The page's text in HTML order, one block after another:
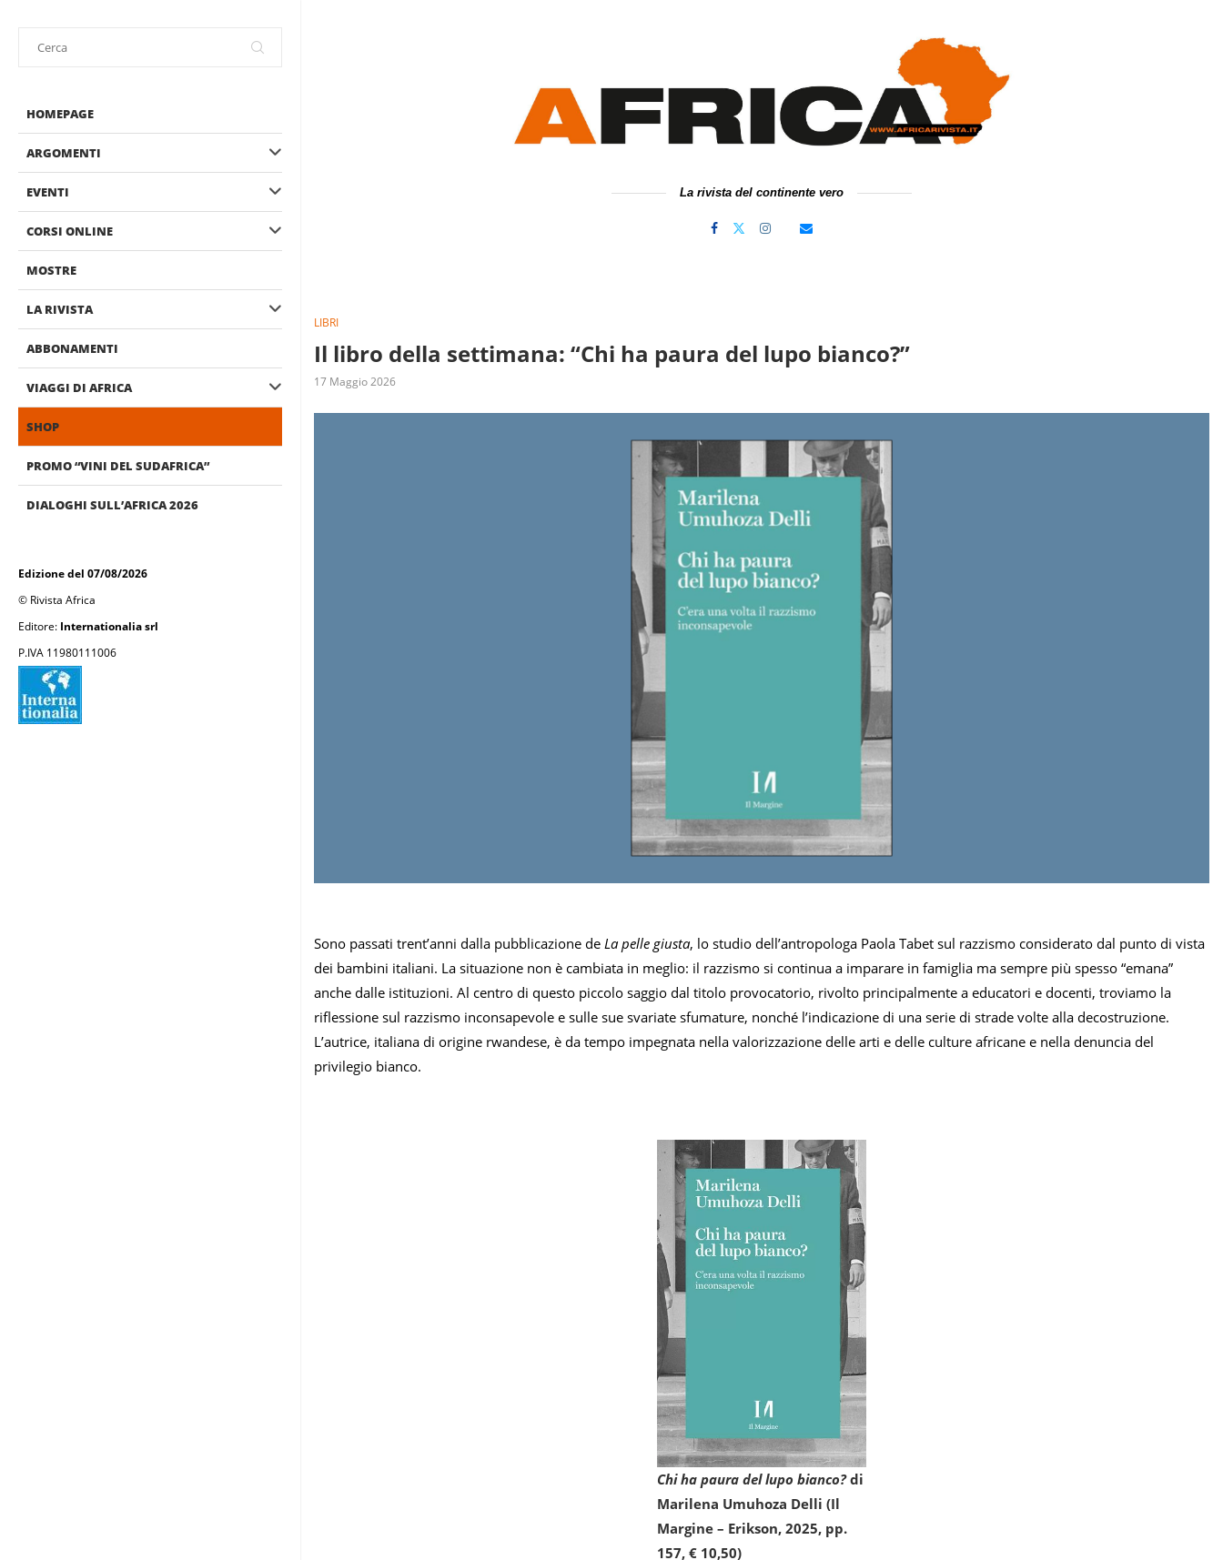
HOMEPAGE
ARGOMENTI
EVENTI
CORSI ONLINE
MOSTRE
LA RIVISTA
ABBONAMENTI
VIAGGI DI AFRICA
SHOP
PROMO “VINI DEL SUDAFRICA”
DIALOGHI SULL’AFRICA 2026
Edizione del 07/08/2026
© Rivista Africa
Editore: Internationalia srl
P.IVA 11980111006
La rivista del continente vero
LIBRI
Il libro della settimana: “Chi ha paura del lupo bianco?”
17 Maggio 2026
Sono passati trent’anni dalla pubblicazione de La pelle giusta, lo studio dell’antropologa Paola Tabet sul razzismo considerato dal punto di vista
dei bambini italiani. La situazione non è cambiata in meglio: il razzismo si continua a imparare in famiglia ma sempre più spesso “emana”
anche dalle istituzioni. Al centro di questo piccolo saggio dal titolo provocatorio, rivolto principalmente a educatori e docenti, troviamo la
riflessione sul razzismo inconsapevole e sulle sue svariate sfumature, nonché l’indicazione di una serie di strade volte alla decostruzione.
L’autrice, italiana di origine rwandese, è da tempo impegnata nella valorizzazione delle arti e delle culture africane e nella denuncia del
privilegio bianco.
Chi ha paura del lupo bianco?di
Marilena Umuhoza Delli (Il
Margine – Erikson, 2025, pp.
157, € 10,50)